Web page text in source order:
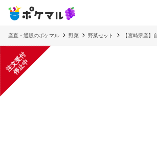
産直・通販のポケマル 野菜 野菜セット 【宮崎県産】
注
文
受
付
停
止
中